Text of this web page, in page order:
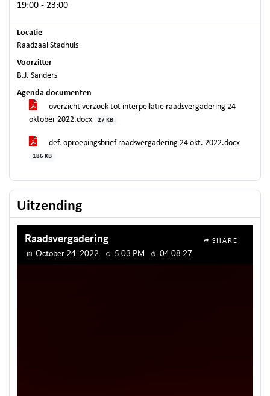
19:00 - 23:00
Locatie
Raadzaal Stadhuis
Voorzitter
B.J. Sanders
Agenda documenten
overzicht verzoek tot interpellatie raadsvergadering 24
oktober 2022.docx
27 KB
def. oproepingsbrief raadsvergadering 24 okt. 2022.docx
186 KB
Uitzending